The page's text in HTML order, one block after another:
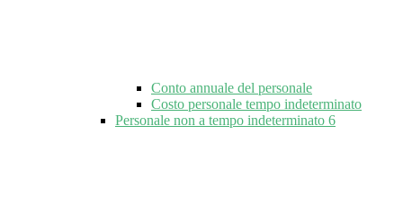
Conto annuale del personale
Costo personale tempo indeterminato
Personale non a tempo indeterminato 6